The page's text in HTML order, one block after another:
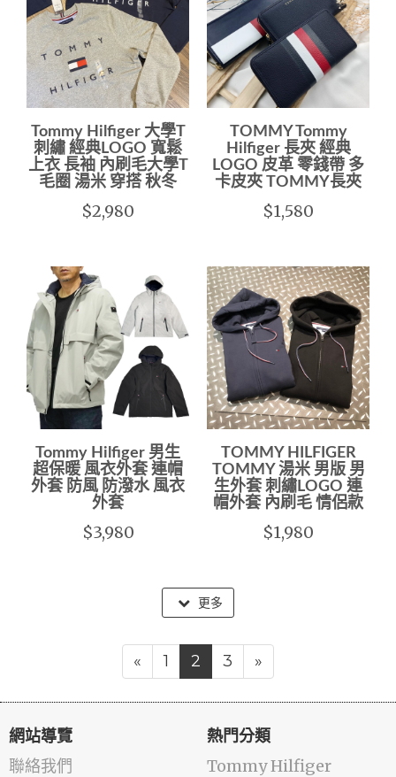
Tommy Hilfiger 大學T
刺繡 經典LOGO 寬鬆
上衣 長袖 內刷毛大學T
毛圈 湯米 穿搭 秋冬
$2,980
TOMMY Tommy
Hilfiger 長夾 經典
LOGO 皮革 零錢帶 多
卡皮夾 TOMMY長夾
$1,580
Tommy Hilfiger 男生
超保暖 風衣外套 連帽
外套 防風 防潑水 風衣
外套
$3,980
TOMMY HILFIGER
TOMMY 湯米 男版 男
生外套 刺繡LOGO 連
帽外套 內刷毛 情侶款
$1,980
更多
« 1 2 3 »
網站導覽
聯絡我們
熱門分類
Tommy Hilfiger